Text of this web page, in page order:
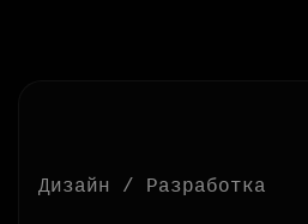
Дизайн / Разработка